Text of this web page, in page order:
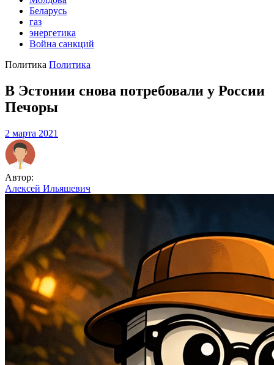
Беларусь
газ
энергетика
Война санкций
Политика Политика
В Эстонии снова потребовали у России
Печоры
2 марта 2021
Автор:
Алексей Ильяшевич